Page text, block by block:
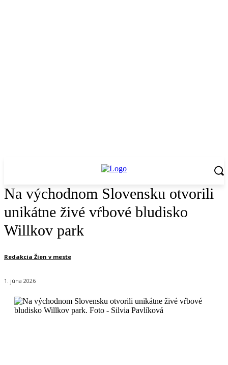
Na východnom Slovensku otvorili
unikátne živé vŕbové bludisko
Willkov park
Redakcia Žien v meste
1. júna 2026